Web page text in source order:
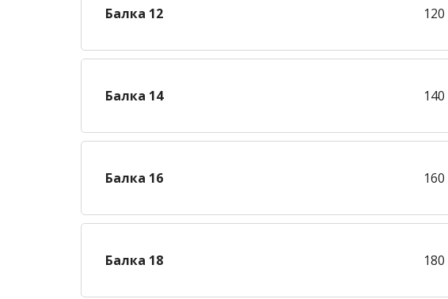
Балка 12 120
Балка 14 140
Балка 16 160
Балка 18 180